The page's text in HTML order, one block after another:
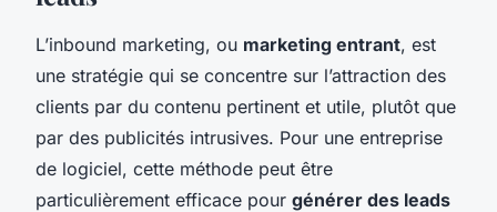
L’inbound marketing, ou marketing entrant, est
une stratégie qui se concentre sur l’attraction des
clients par du contenu pertinent et utile, plutôt que
par des publicités intrusives. Pour une entreprise
de logiciel, cette méthode peut être
particulièrement efficace pour générer des leads